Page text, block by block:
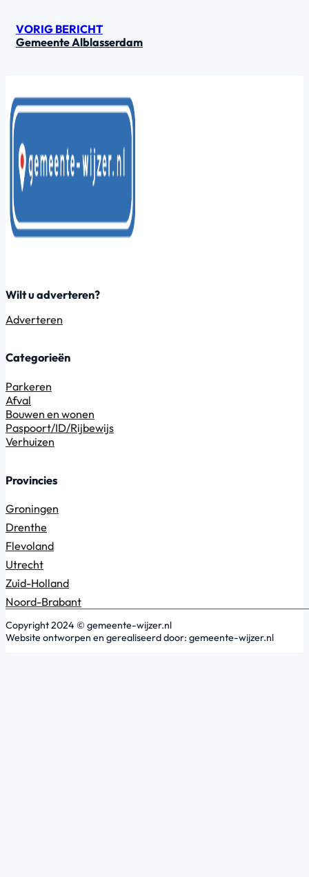
VORIG BERICHT
Gemeente Alblasserdam
Wilt u adverteren?
Adverteren
Categorieën
Parkeren
Afval
Bouwen en wonen
Paspoort/ID/Rijbewijs
Verhuizen
Provincies
Groningen
Drenthe
Flevoland
Utrecht
Zuid-Holland
Noord-Brabant
Copyright 2024 © gemeente-wijzer.nl
Website ontworpen en gerealiseerd door: gemeente-wijzer.nl